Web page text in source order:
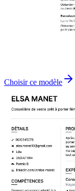
Choisir ce modèle